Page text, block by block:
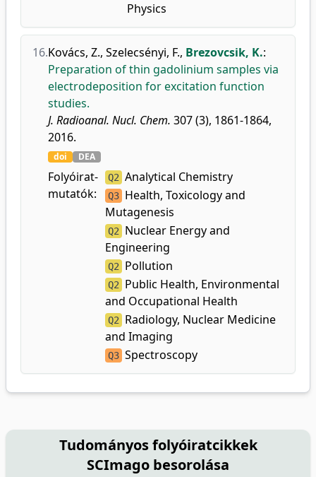
Physics
16.Kovács, Z., Szelecsényi, F., Brezovcsik, K.:
Preparation of thin gadolinium samples via
electrodeposition for excitation function
studies.
J. Radioanal. Nucl. Chem. 307 (3), 1861-1864,
2016.
doi DEA
Folyóirat-
mutatók:
Q2 Analytical Chemistry
Q3 Health, Toxicology and
Mutagenesis
Q2 Nuclear Energy and
Engineering
Q2 Pollution
Q2 Public Health, Environmental
and Occupational Health
Q2 Radiology, Nuclear Medicine
and Imaging
Q3 Spectroscopy
Tudományos folyóiratcikkek
SCImago besorolása